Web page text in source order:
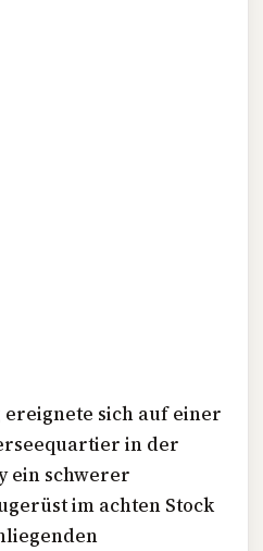
sich auf einer
in der
ein schwerer
im achten Stock